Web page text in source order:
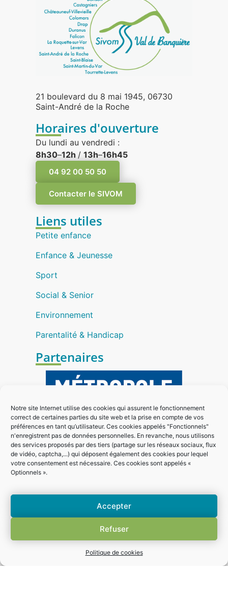
Notre site Internet utilise des cookies qui assurent le fonctionnement
correct de certaines parties du site web et la prise en compte de vos
préférences en tant qu’utilisateur. Ces cookies appelés "Fonctionnels"
n'enregistrent pas de données personnelles. En revanche, nous utilisons
des services proposés par des tiers (partage sur les réseaux sociaux, flux
de vidéo, captcha,...) qui déposent également des cookies pour lequel
votre consentement est nécessaire. Ces cookies sont appelés «
Optionnels ».
Accepter
Refuser
Politique de cookies
21 boulevard du 8 mai 1945, 06730
Saint-André de la Roche
Horaires d'ouverture
Du lundi au vendredi :
8h30–12h / 13h–16h45
04 92 00 50 50
Contacter le SIVOM
Liens utiles
Petite enfance
Enfance & Jeunesse
Sport
Social & Senior
Environnement
Parentalité & Handicap
Partenaires